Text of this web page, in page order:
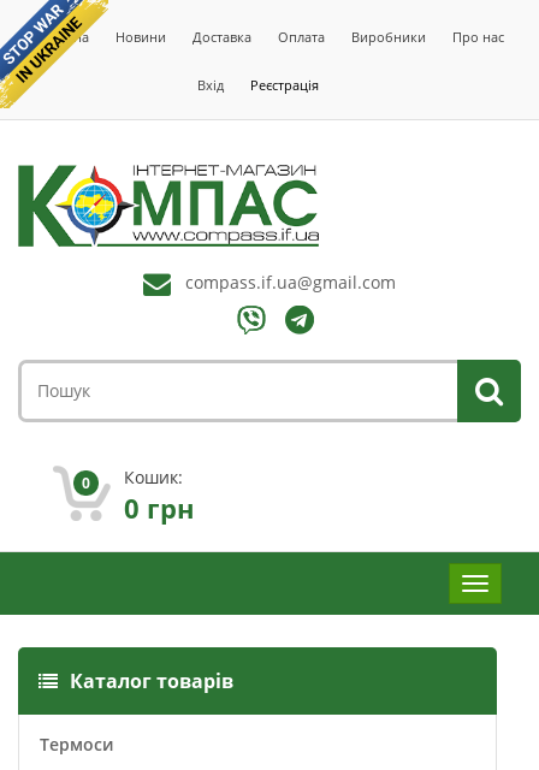
Головна Новини Доставка Оплата Виробники Про нас
Вхід Реєстрація
compass.if.ua@gmail.com
0 Кошик:
0 грн
Меню
Каталог товарів
Термоси